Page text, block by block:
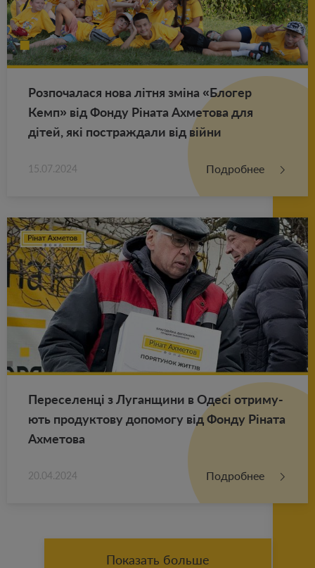
Роз­по­ча­ла­ся нова літня зміна «Бло­гер
Кемп» від Фонду Ріната Ах­ме­то­ва для
дітей, які по­ст­раж­да­ли від війни
15.07.2024 Подробнее
Пе­ре­се­ленці з Лу­ган­щи­ни в Одесі от­ри­му­
ють про­дук­то­ву до­по­мо­гу від Фонду Ріната
Ах­ме­то­ва
20.04.2024 Подробнее
Показать больше